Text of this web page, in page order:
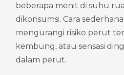
beberapa menit di suhu
dikonsumsi. Cara
mengurangi risiko perut
kembung, atau sensasi
dalam perut.